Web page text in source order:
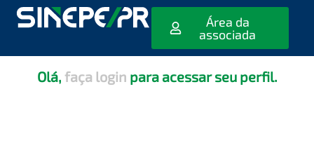
Área da
associada
[editar_escola_usuario]
Olá, faça login para acessar seu perfil.